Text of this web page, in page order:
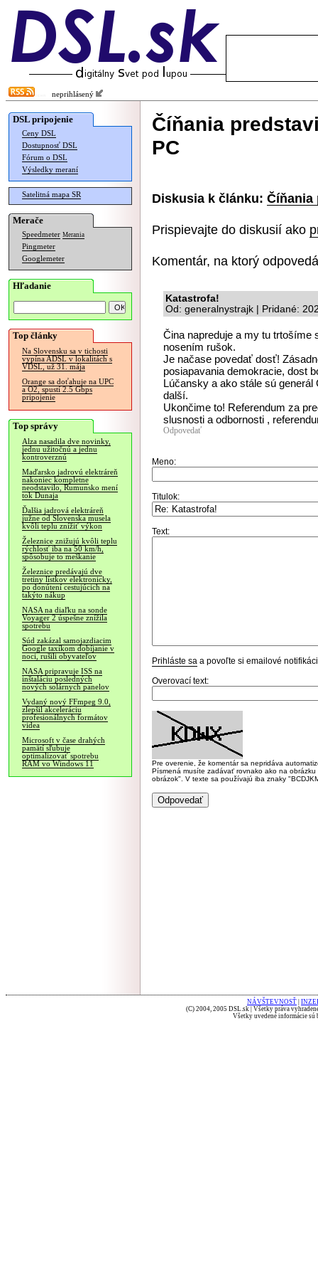
neprihlásený
DSL pripojenie
Ceny DSL
Dostupnosť DSL
Fórum o DSL
Výsledky meraní
Satelitná mapa SR
Merače
Speedmeter Merania
Pingmeter
Googlemeter
Hľadanie
Top články
Na Slovensku sa v tichosti
vypína ADSL v lokalitách s
VDSL, už 31. mája
Orange sa doťahuje na UPC
a O2, spustí 2.5 Gbps
pripojenie
Top správy
Alza nasadila dve novinky,
jednu užitočnú a jednu
kontroverznú
Maďarsko jadrovú elektráreň
nakoniec kompletne
neodstavilo, Rumunsko mení
tok Dunaja
Ďalšia jadrová elektráreň
južne od Slovenska musela
kvôli teplu znížiť výkon
Železnice znižujú kvôli teplu
rýchlosť iba na 50 km/h,
spôsobuje to meškanie
Železnice predávajú dve
tretiny lístkov elektronicky,
po donútení cestujúcich na
takýto nákup
NASA na diaľku na sonde
Voyager 2 úspešne znížila
spotrebu
Súd zakázal samojazdiacim
Google taxíkom dobíjanie v
noci, rušili obyvateľov
NASA pripravuje ISS na
inštaláciu posledných
nových solárnych panelov
Vydaný nový FFmpeg 9.0,
zlepšil akceleráciu
profesionálnych formátov
videa
Microsoft v čase drahých
pamätí sľubuje
optimalizovať spotrebu
RAM vo Windows 11
Číňania
PC
Diskusia k článku: Číňania
Prispievajte do diskusií ako
Komentár, na ktorý
Katastrofa!
Od: generalnystrajk | Pridané:
Čina napreduje a my tu
nosením rušok.
Je načase povedať dosť!
posiapavania demokracie, dost
Lúčansky a ako stále sú generál
další.
Ukončime to! Referendum za
slusnosti a odbornosti ,
Odpovedať
Meno:
Titulok:
Text:
Prihláste sa a povoľte si emailové
Overovací text:
Pre overenie, že komentár sa nepridáva
Písmená musíte zadávať rovnako ako na
obrázok". V texte sa používajú iba znaky
NÁVŠTEVNOSŤ
(C) 2004, 2005 DSL.sk | Všetky práva
Všetky uvedené informácie sú